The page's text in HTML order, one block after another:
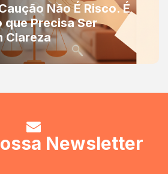
Não É Risco. É
que Precisa Ser
Clareza
Newsletter